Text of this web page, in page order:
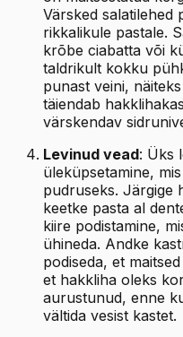
Värsked
rikkalikule pastale.
krõbe ciabatta või
taldrikult kokku
punast veini,
täiendab
värskendav
Levinud vead: Üks
üleküpsetamine,
pudruseks. Järgige
keetke pasta al
kiire podistamine,
ühineda. Andke
podiseda, et
et hakkliha oleks
aurustunud, enne
vältida vesist kastet.